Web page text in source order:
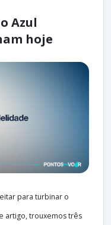
Azul
hoje
para turbinar o
artigo, trouxemos três